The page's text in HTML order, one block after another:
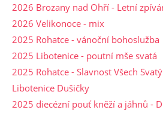
2026 Brozany nad Ohří - Letní
2026 Velikonoce - mix
2025 Rohatce - vánoční bohoslužba
2025 Libotenice - poutní mše svatá
2025 Rohatce - Slavnost Všech
Libotenice Dušičky
2025 diecézní pouť kněží a jáhnů -